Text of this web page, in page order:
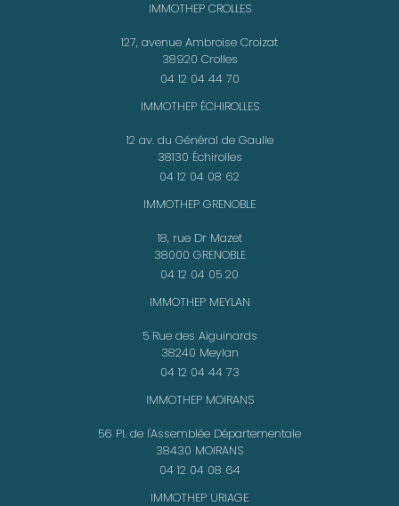
IMMOTHEP CROLLES
127, avenue Ambroise Croizat
38920 Crolles
04 12 04 44 70
IMMOTHEP ÉCHIROLLES
12 av. du Général de Gaulle
38130 Échirolles
04 12 04 08 62
IMMOTHEP GRENOBLE
18, rue Dr Mazet
38000 GRENOBLE
04 12 04 05 20
IMMOTHEP MEYLAN
5 Rue des Aiguinards
38240 Meylan
04 12 04 44 73
IMMOTHEP MOIRANS
56 Pl. de l'Assemblée Départementale
38430 MOIRANS
04 12 04 08 64
IMMOTHEP URIAGE